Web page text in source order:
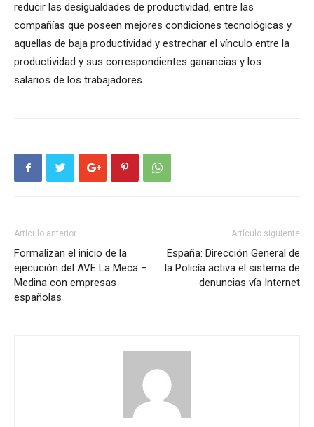
reducir las desigualdades de productividad, entre las
compañías que poseen mejores condiciones tecnológicas y
aquellas de baja productividad y estrechar el vínculo entre la
productividad y sus correspondientes ganancias y los
salarios de los trabajadores.
Artículo anterior
Formalizan el inicio de la
ejecución del AVE La Meca –
Medina con empresas
españolas
Artículo siguiente
España: Dirección General de
la Policía activa el sistema de
denuncias vía Internet